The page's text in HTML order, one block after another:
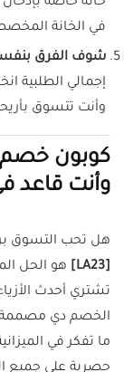
في الخانة
شوف الفرق
وأنت تتسوق
كوبون خصم
وأنت قاعد
هل تحب التسوق
[LA23]
هو الحل
تشتري أحدث
الخصم دي مصممة
ما تفكر في
حصرية على جميع